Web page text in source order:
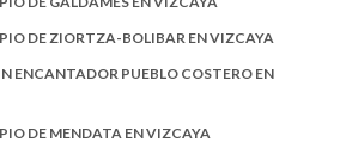
DE ZIORTZA-BOLIBAR EN VIZCAYA
ENCANTADOR PUEBLO COSTERO EN
DE MENDATA EN VIZCAYA